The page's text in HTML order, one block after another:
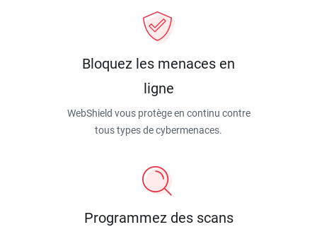
Bloquez les menaces en
ligne
WebShield vous protège en continu contre
tous types de cybermenaces.
Programmez des scans